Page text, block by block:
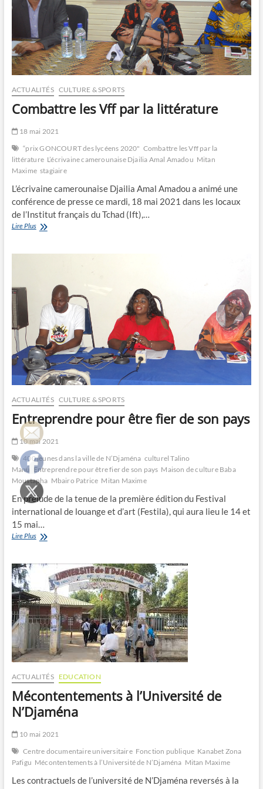
ACTUALITÉS CULTURE & SPORTS
Combattre les Vff par la littérature
18 mai 2021
“prix GONCOURT des lycéens 2020" Combattre les Vff par la
littérature L’écrivaine camerounaise Djailia Amal Amadou Mitan
Maxime stagiaire
L’écrivaine camerounaise Djailia Amal Amadou a animé une
conférence de presse ce mardi, 18 mai 2021 dans les locaux
de l’Institut français du Tchad (Ift),…
Lire PlusCombattre
ACTUALITÉS CULTURE & SPORTS
Entreprendre pour être fier de son pays
10 mai 2021
400 jeunes dans la ville de N’Djaména culturel Talino
Manu Entreprendre pour être fier de son pays Maison de culture Baba
Moustapha Mbairo Patrice Mitan Maxime
En prélude de la tenue de la première édition du Festival
international de louange et d’art (Festila), qui aura lieu le 14 et
15 mai…
Lire PlusEntreprendre
fier
son
pays
ACTUALITÉS EDUCATION
Mécontentements à l’Université de
N’Djaména
10 mai 2021
Centre documentaire universitaire Fonction publique Kanabet Zona
Pafigu Mécontentements à l’Université de N’Djaména Mitan Maxime
Les contractuels de l’université de N’Djaména reversés à la